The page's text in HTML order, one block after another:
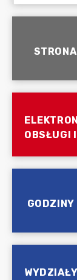
OBSŁUGI
GODZINY